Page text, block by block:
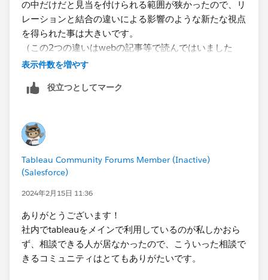
の中だけだと見当を付けられる範囲が狭かったので、リ
レーションと結合の違いによる影響のような新たな視点
を得られた事は大きいです。
（この2つの違いはwebの記事等で読んではいました
が、リレーションシップが上位互換ぐらいの認識でし
また何か質問させて頂く事があるかもしれませんが、今
後ともよろしくお願い致します。
表示件数を増やす
役立つとしてマーク
Tableau Community Forums Member (Inactive)
(Salesforce)
2024年2月15日 11:36
ありがとうございます！
社内でtableauをメインで利用しているのが私しかおら
ず、相談できる人が居なかったので、こういった相談で
きるコミュニティはとてもありがたいです。